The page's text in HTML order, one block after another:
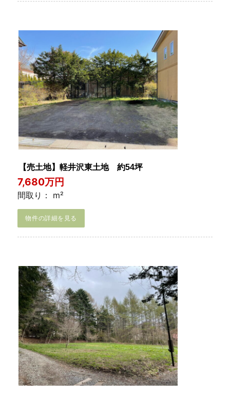
【売土地】軽井沢東土地 約54坪
7,680万円
間取り： m²
物件の詳細を見る